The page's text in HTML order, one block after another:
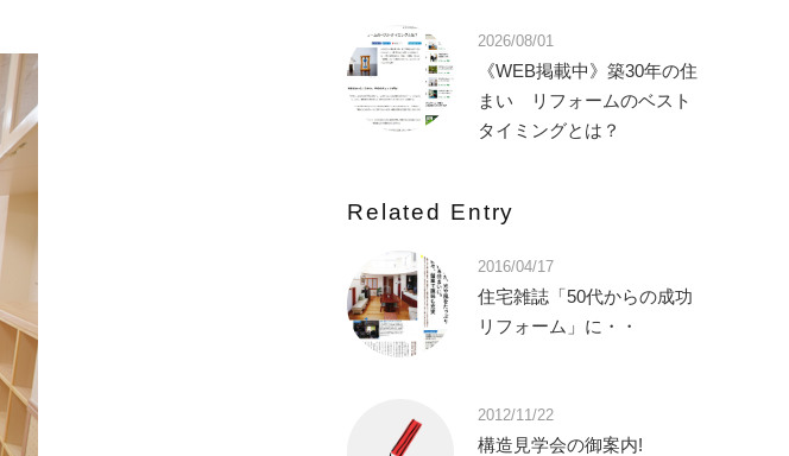
2026/08/01
《WEB掲載中》築30年の住
まい リフォームのベスト
タイミングとは？
Related Entry
2016/04/17
住宅雑誌「50代からの成功
リフォーム」に・・
2012/11/22
構造見学会の御案内!